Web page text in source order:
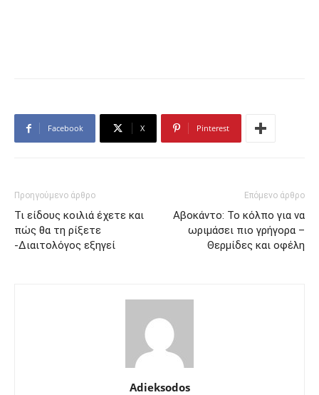
Facebook X Pinterest
Προηγούμενο άρθρο
Τι είδους κοιλιά έχετε και
πώς θα τη ρίξετε
-Διαιτολόγος εξηγεί
Επόμενο άρθρο
Αβοκάντο: Το κόλπο για να
ωριμάσει πιο γρήγορα –
Θερμίδες και οφέλη
Adieksodos